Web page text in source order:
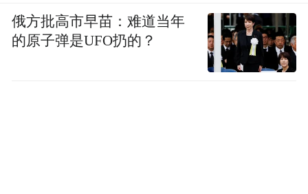
俄方批高市早苗：难道当年
的原子弹是UFO扔的？